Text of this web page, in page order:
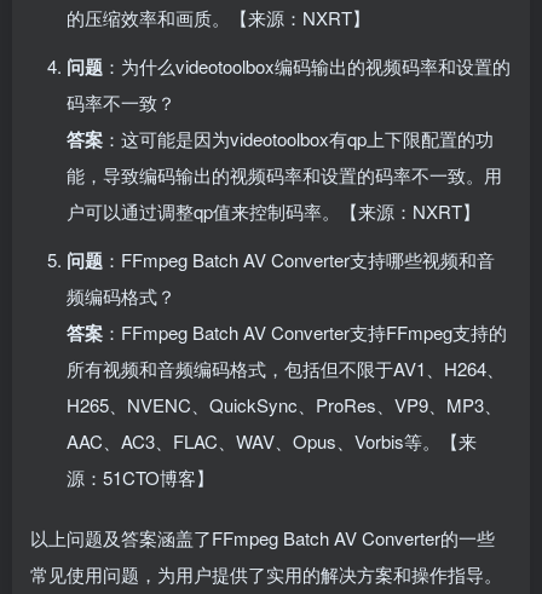
的压缩效率和画质。【来源：NXRT】
问题 ：为什么videotoolbox编码输出的视频码率和设置的
码率不一致？
答案 ：这可能是因为videotoolbox有qp上下限配置的功
能，导致编码输出的视频码率和设置的码率不一致。用
户可以通过调整qp值来控制码率。【来源：NXRT】
问题 ：FFmpeg Batch AV Converter支持哪些视频和音
频编码格式？
答案 ：FFmpeg Batch AV Converter支持FFmpeg支持的
所有视频和音频编码格式，包括但不限于AV1、H264、
H265、NVENC、QuickSync、ProRes、VP9、MP3、
AAC、AC3、FLAC、WAV、Opus、Vorbis等。【来
源：51CTO博客】
以上问题及答案涵盖了FFmpeg Batch AV Converter的一些
常见使用问题，为用户提供了实用的解决方案和操作指导。